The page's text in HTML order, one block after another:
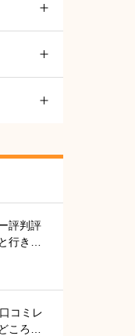
16
5
5
58
評判評
行き方
コミレ
ころや